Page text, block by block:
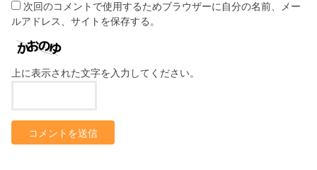
次回のコメントで使用するためブラウザーに自分の名前、メー
ルアドレス、サイトを保存する。
上に表示された文字を入力してください。